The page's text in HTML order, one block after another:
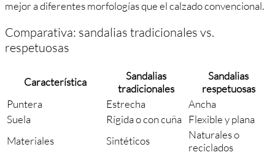
mejor a diferentes morfologías que el calzado convencional.
Comparativa: sandalias tradicionales vs.
respetuosas
Característica
Sandalias
tradicionales
Sandalias
respetuosas
Puntera
Estrecha
Ancha
Suela
Rígida o con cuña Flexible y plana
Materiales
Sintéticos
Naturales o
reciclados